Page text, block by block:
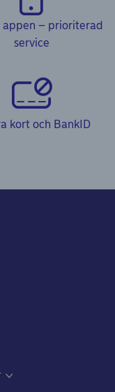
appen – prioriterad
service
kort och BankID